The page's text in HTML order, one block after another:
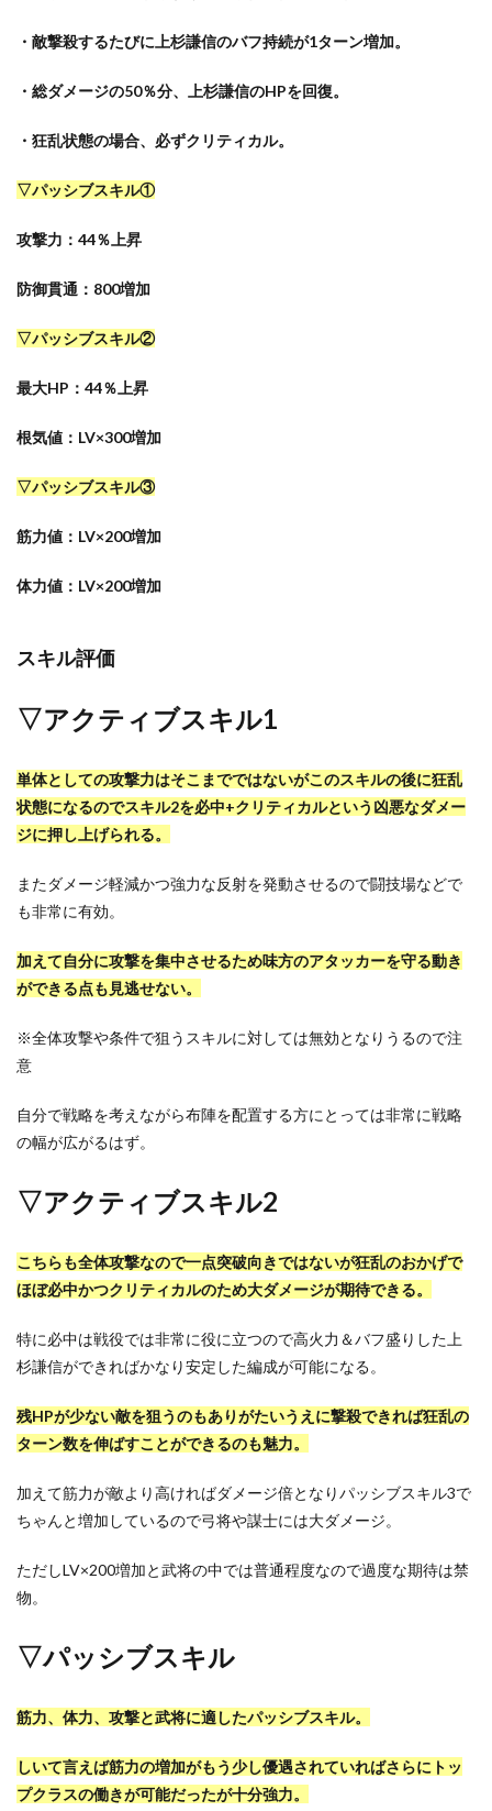
・敵撃殺するたびに上杉謙信のバフ持続が1ターン増加。
・総ダメージの50％分、上杉謙信のHPを回復。
・狂乱状態の場合、必ずクリティカル。
▽パッシブスキル①
攻撃力：44％上昇
防御貫通：800増加
▽パッシブスキル②
最大HP：44％上昇
根気値：LV×300増加
▽パッシブスキル③
筋力値： LV×200増加
体力値：LV×200増加
スキル評価
▽アクティブスキル1
単体としての攻撃力はそこまでではないがこのスキルの後に狂乱
状態になるのでスキル2を必中+クリティカルという凶悪なダメー
ジに押し上げられる。
またダメージ軽減かつ強力な反射を発動させるので闘技場などで
も非常に有効。
加えて自分に攻撃を集中させるため味方のアタッカーを守る動き
ができる点も見逃せない。
※全体攻撃や条件で狙うスキルに対しては無効となりうるので注
意
自分で戦略を考えながら布陣を配置する方にとっては非常に戦略
の幅が広がるはず。
▽アクティブスキル2
こちらも全体攻撃なので一点突破向きではないが狂乱のおかげで
ほぼ必中かつクリティカルのため大ダメージが期待できる。
特に必中は戦役では非常に役に立つので高火力＆バフ盛りした上
杉謙信ができればかなり安定した編成が可能になる。
残HPが少ない敵を狙うのもありがたいうえに撃殺できれば狂乱の
ターン数を伸ばすことができるのも魅力。
加えて筋力が敵より高ければダメージ倍となりパッシブスキル3で
ちゃんと増加しているので弓将や謀士には大ダメージ。
ただしLV×200増加と武将の中では普通程度なので過度な期待は禁
物。
▽パッシブスキル
筋力、体力、攻撃と武将に適したパッシブスキル。
しいて言えば筋力の増加がもう少し優遇されていればさらにトッ
プクラスの働きが可能だったが十分強力。